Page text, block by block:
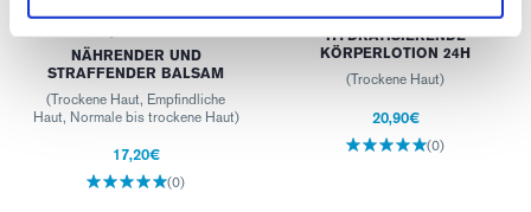
NÄHRENDER UND
STRAFFENDER BALSAM
(Trockene Haut, Empfindliche
Haut, Normale bis trockene Haut)
17,20€
(0)
HYDRATISIERENDE
KÖRPERLOTION 24H
(Trockene Haut)
20,90€
(0)